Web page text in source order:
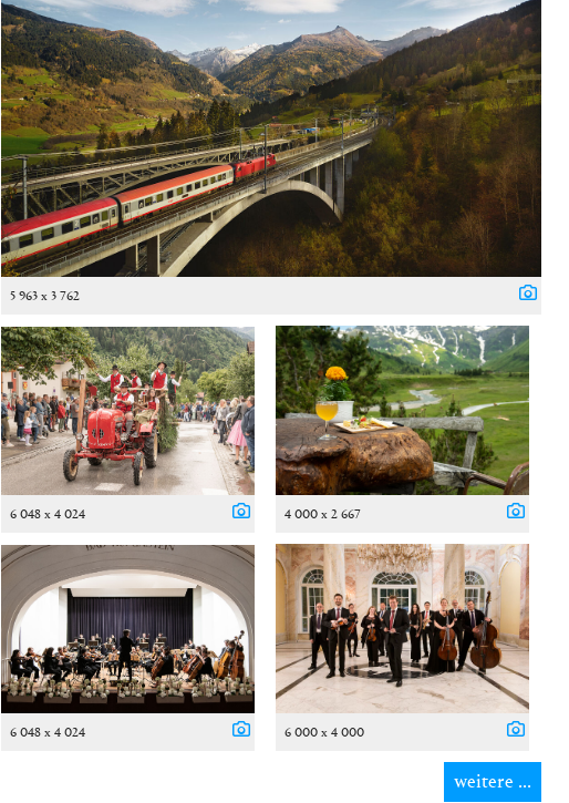
5 963 x 3 762
6 048 x 4 024 4 000 x 2 667
6 048 x 4 024 6 000 x 4 000
weitere ...